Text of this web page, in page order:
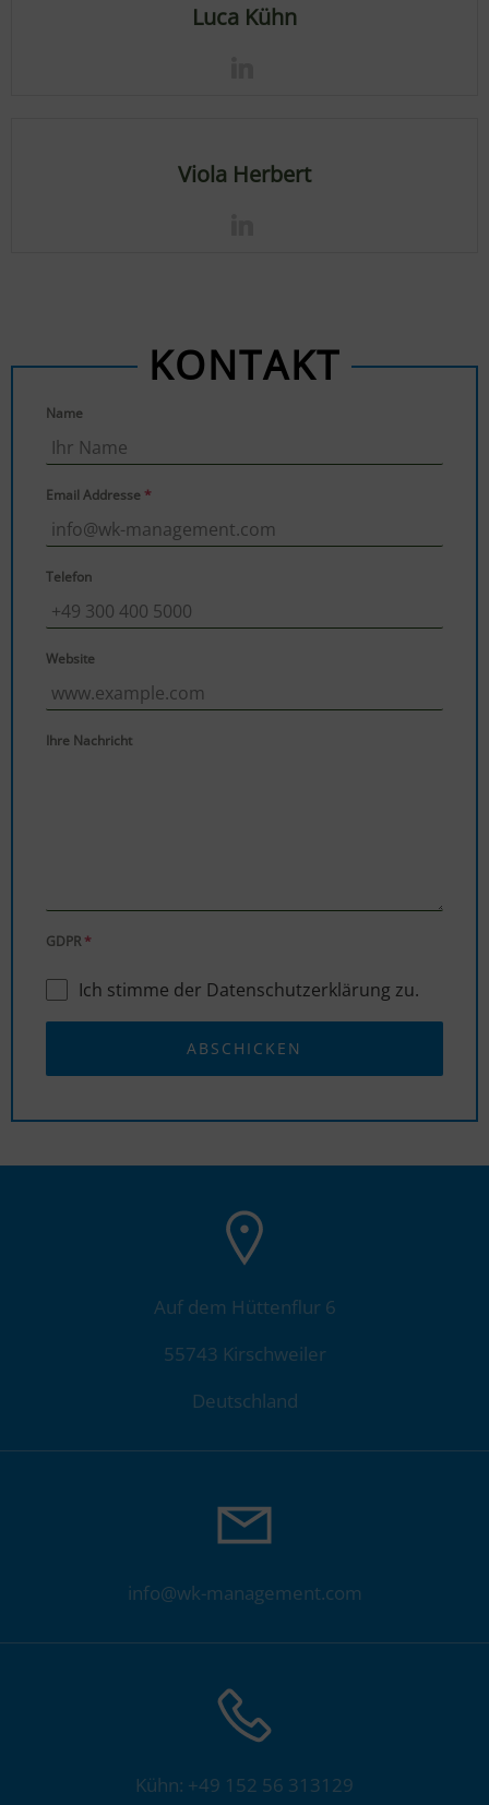
Luca Kühn
Viola Herbert
KONTAKT
Name
Email Addresse *
Telefon
Website
Ihre Nachricht
GDPR*
Ich stimme der Datenschutzerklärung zu.
ABSCHICKEN
Auf dem Hüttenflur 6
55743 Kirschweiler
Deutschland
info@wk-management.com
Kühn: +49 152 56 313129